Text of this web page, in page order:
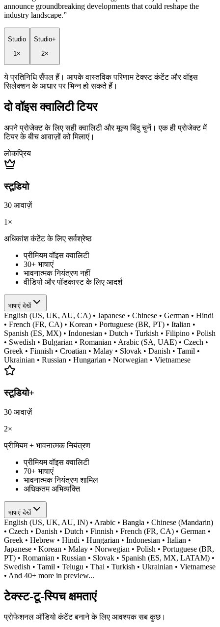
announce groundbreaking developments that could reshape the
industry landscape.”
Studio
1×
Studio+
2×
ये प्रतिनिधि सैंपल हैं। आपके वास्तविक परिणाम टेक्स्ट कंटेंट और वॉइस
सिलेक्शन के आधार पर भिन्न हो सकते हैं।
दो वॉइस क्वालिटी टियर
अपने प्रोजेक्ट के लिए सही क्वालिटी और मूल्य बिंदु चुनें। एक ही प्रोजेक्ट में
टियर के बीच आवाज़ों को मिलाएं।
लोकप्रिय
स्टूडियो
30 आवाज़ें
1×
अधिकांश कंटेंट के लिए सर्वश्रेष्ठ
प्रीमियम वॉइस क्वालिटी
30+ भाषाएं
भावनात्मक नियंत्रण नहीं
वीडियो और पॉडकास्ट के लिए आदर्श
भाषाएं देखें
English (US, UK, AU, CA) • Japanese • Chinese • German • Hindi
• French (FR, CA) • Korean • Portuguese (BR, PT) • Italian •
Spanish (ES, MX) • Indonesian • Dutch • Turkish • Filipino • Polish
• Swedish • Bulgarian • Romanian • Arabic (SA, UAE) • Czech •
Greek • Finnish • Croatian • Malay • Slovak • Danish • Tamil •
Ukrainian • Russian • Hungarian • Norwegian • Vietnamese
स्टूडियो+
30 आवाज़ें
2×
प्रीमियम + भावनात्मक नियंत्रण
प्रीमियम वॉइस क्वालिटी
70+ भाषाएं
भावनात्मक नियंत्रण शामिल
अधिकतम अभिव्यक्ति
भाषाएं देखें
English (US, UK, AU, IN) • Arabic • Bangla • Chinese (Mandarin)
• Czech • Danish • Dutch • Finnish • French (FR, CA) • German •
Greek • Hebrew • Hindi • Hungarian • Indonesian • Italian •
Japanese • Korean • Malay • Norwegian • Polish • Portuguese (BR,
PT) • Romanian • Russian • Slovak • Spanish (ES, MX, LATAM) •
Swedish • Tamil • Telugu • Thai • Turkish • Ukrainian • Vietnamese
• And 40+ more in preview...
टेक्स्ट-टू-स्पिच क्षमताएं
प्रोफेशनल ऑडियो कंटेंट बनाने के लिए आवश्यक सब कुछ।